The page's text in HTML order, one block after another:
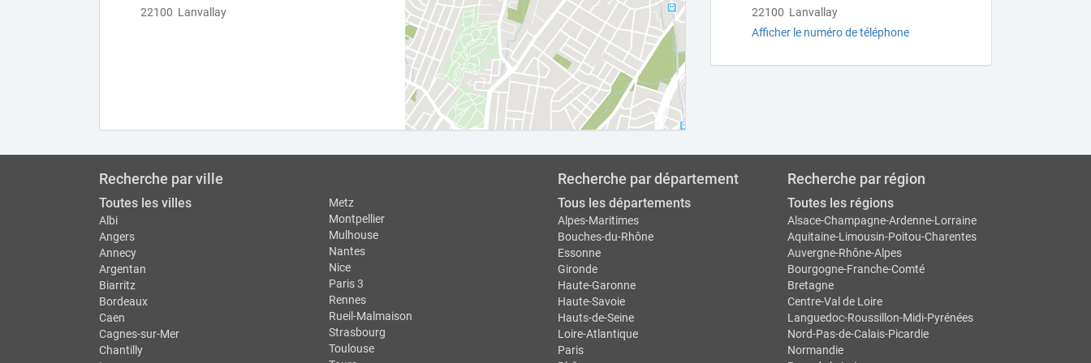
22100 Lanvallay
Afficher le numéro de téléphone
22100 Lanvallay
Recherche par ville
Toutes les villes
Albi
Angers
Annecy
Argentan
Biarritz
Bordeaux
Caen
Cagnes-sur-Mer
Chantilly
Metz
Montpellier
Mulhouse
Nantes
Nice
Paris 3
Rennes
Rueil-Malmaison
Strasbourg
Toulouse
Recherche par département
Tous les départements
Alpes-Maritimes
Bouches-du-Rhône
Essonne
Gironde
Haute-Garonne
Haute-Savoie
Hauts-de-Seine
Loire-Atlantique
Paris
Recherche par région
Toutes les régions
Alsace-Champagne-Ardenne-Lorraine
Aquitaine-Limousin-Poitou-Charentes
Auvergne-Rhône-Alpes
Bourgogne-Franche-Comté
Bretagne
Centre-Val de Loire
Languedoc-Roussillon-Midi-Pyrénées
Nord-Pas-de-Calais-Picardie
Normandie